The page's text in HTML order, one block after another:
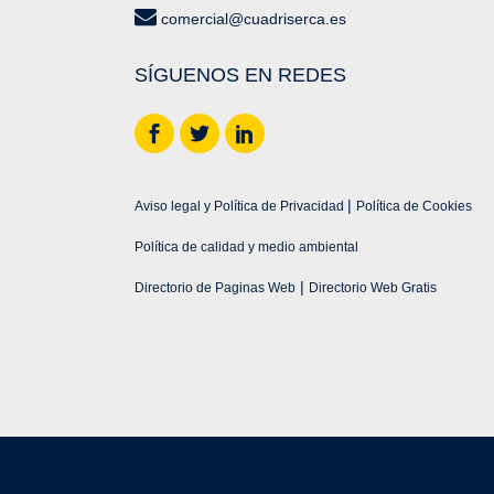
comercial@cuadriserca.es
SÍGUENOS EN REDES
Aviso legal y Política de Privacidad | Política de Cookies
Política de calidad y medio ambiental
Directorio de Paginas Web | Directorio Web Gratis